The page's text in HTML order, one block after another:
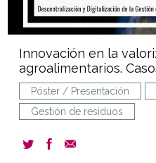
Innovación en la
agroalimentarios.
Póster / Presentación
Gestión de residuos